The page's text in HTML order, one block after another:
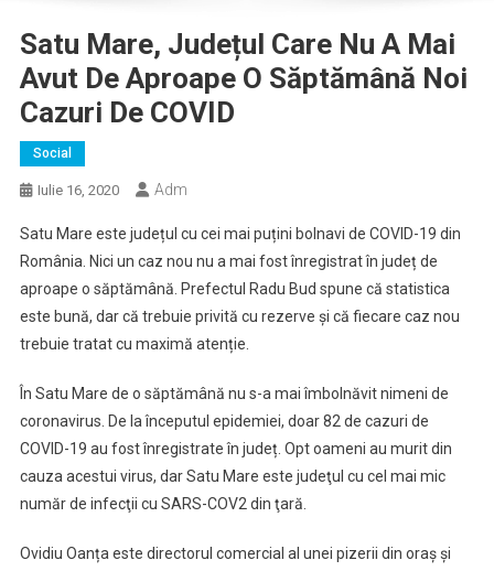
Satu Mare, Județul Care Nu A Mai
Avut De Aproape O Săptămână Noi
Cazuri De COVID
Social
Iulie 16, 2020 Adm
Satu Mare este județul cu cei mai puțini bolnavi de COVID-19 din
România. Nici un caz nou nu a mai fost înregistrat în județ de
aproape o săptămână. Prefectul Radu Bud spune că statistica
este bună, dar că trebuie privită cu rezerve și că fiecare caz nou
trebuie tratat cu maximă atenție.
În Satu Mare de o săptămână nu s-a mai îmbolnăvit nimeni de
coronavirus. De la începutul epidemiei, doar 82 de cazuri de
COVID-19 au fost înregistrate în județ. Opt oameni au murit din
cauza acestui virus, dar Satu Mare este judeţul cu cel mai mic
număr de infecţii cu SARS-COV2 din ţară.
Ovidiu Oanța este directorul comercial al unei pizerii din oraş şi